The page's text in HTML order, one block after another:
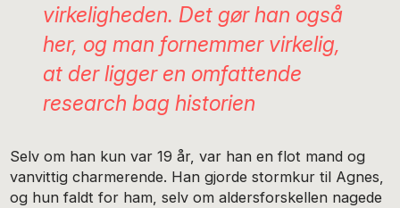
virkeligheden. Det gør han også
her, og man fornemmer virkelig,
at der ligger en omfattende
research bag historien
Selv om han kun var 19 år, var han en flot mand og
vanvittig charmerende. Han gjorde stormkur til Agnes,
og hun faldt for ham, selv om aldersforskellen nagede